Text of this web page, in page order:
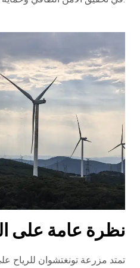
نظرة عامة على
تمتد مزرعة تونغتشوان